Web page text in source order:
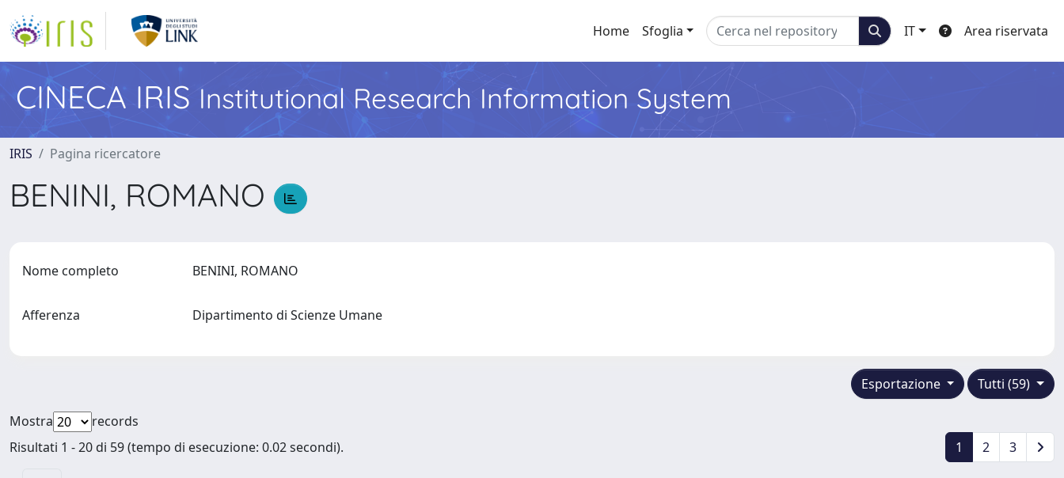
Home Sfoglia IT Area riservata
CINECA IRIS Institutional Research Information System
IRIS Pagina ricercatore
BENINI, ROMANO
Nome completo BENINI, ROMANO
Afferenza Dipartimento di Scienze Umane
Tutti (59)
Esportazione
Mostra
records
Risultati 1 - 20 di 59 (tempo di esecuzione: 0.02 secondi).
1 2 3